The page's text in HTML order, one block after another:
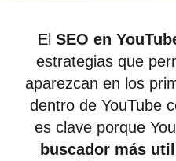
El SEO en
estrategias que
aparezcan en los
dentro de YouTube
es clave porque
buscador más